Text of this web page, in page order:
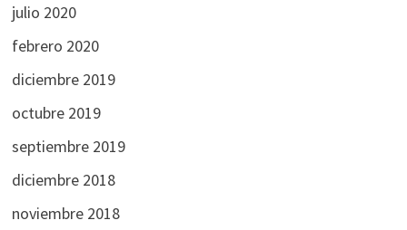
julio 2020
febrero 2020
diciembre 2019
octubre 2019
septiembre 2019
diciembre 2018
noviembre 2018